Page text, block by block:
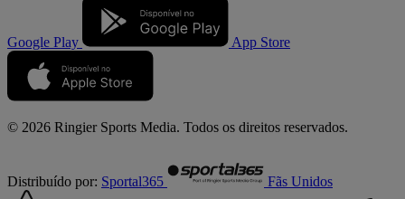
Google Play App Store
© 2026 Ringier Sports Media. Todos os direitos reservados.
Distribuído por: Sportal365 Fãs Unidos